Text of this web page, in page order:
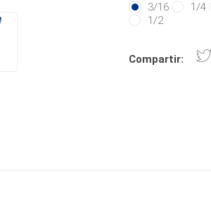
3/16
1/4
1/2
Compartir: